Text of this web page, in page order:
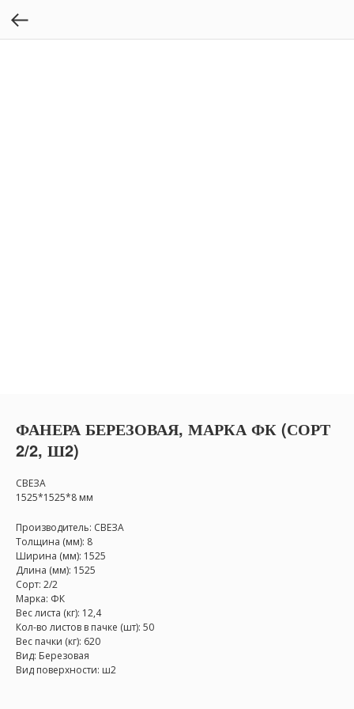
ФАНЕРА БЕРЕЗОВАЯ, МАРКА ФК (СОРТ
2/2, Ш2)
СВЕЗА
1525*1525*8 мм
Производитель: СВЕЗА
Толщина (мм): 8
Ширина (мм): 1525
Длина (мм): 1525
Сорт: 2/2
Марка: ФК
Вес листа (кг): 12,4
Кол-во листов в пачке (шт): 50
Вес пачки (кг): 620
Вид: Березовая
Вид поверхности: ш2